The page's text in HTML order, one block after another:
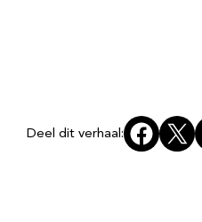
Deel dit verhaal: Facebook
X